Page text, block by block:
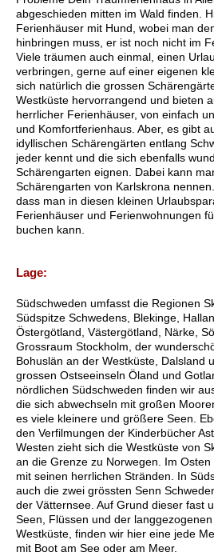
abgeschieden mitten im Wald finden.
Ferienhäuser mit Hund, wobei man
hinbringen muss, er ist noch nicht im
Viele träumen auch einmal, einen
verbringen, gerne auf einer eigenen
sich natürlich die grossen
Westküste hervorrangend und bieten
herrlicher Ferienhäuser, von einfach
und Komfortferienhaus. Aber, es gibt
idyllischen Schärengärten entlang
jeder kennt und die sich ebenfalls
Schärengarten eignen. Dabei kann
Schärengarten von Karlskrona
dass man in diesen kleinen
Ferienhäuser und Ferienwohnungen
buchen kann.
Lage:
Südschweden umfasst die Regionen
Südspitze Schwedens, Blekinge,
Östergötland, Västergötland, Närke,
Grossraum Stockholm, der
Bohuslän an der Westküste, Dalsland
grossen Ostseeinseln Öland und
nördlichen Südschweden finden wir
die sich abwechseln mit großen
es viele kleinere und größere Seen.
den Verfilmungen der Kinderbücher
Westen zieht sich die Westküste von
an die Grenze zu Norwegen. Im
mit seinen herrlichen Stränden. In
auch die zwei grössten Senn
der Vätternsee. Auf Grund dieser fast
Seen, Flüssen und der
Westküste, finden wir hier eine jede
mit Boot am See oder am Meer.